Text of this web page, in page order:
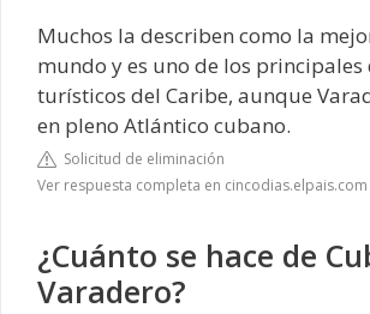
Muchos la describen como la
mundo y es uno de los principales
turísticos del Caribe, aunque
en pleno Atlántico cubano.
Solicitud de eliminación
Ver respuesta completa en cincodias.elpais.com
¿Cuánto se hace de
Varadero?